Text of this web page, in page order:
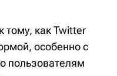
тому, как Twitter
особенно с
пользователям